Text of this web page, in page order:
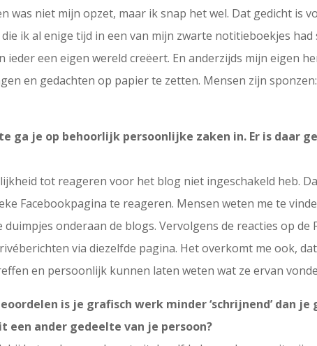
was niet mijn opzet, maar ik snap het wel. Dat gedicht is
ik al enige tijd in een van mijn zwarte notitieboekjes
ieder een eigen wereld creëert. En anderzijds mijn eigen
en gedachten op papier te zetten. Mensen zijn
ga je op behoorlijk persoonlijke zaken in. Er is daar
tot reageren voor het blog niet ingeschakeld heb.
Facebookpagina te reageren. Mensen weten me te
duimpjes onderaan de blogs. Vervolgens de reacties op
via diezelfde pagina. Het overkomt me ook,
en persoonlijk kunnen laten weten wat ze ervan
is je grafisch werk minder ‘schrijnend’ dan
een ander gedeelte van je persoon?